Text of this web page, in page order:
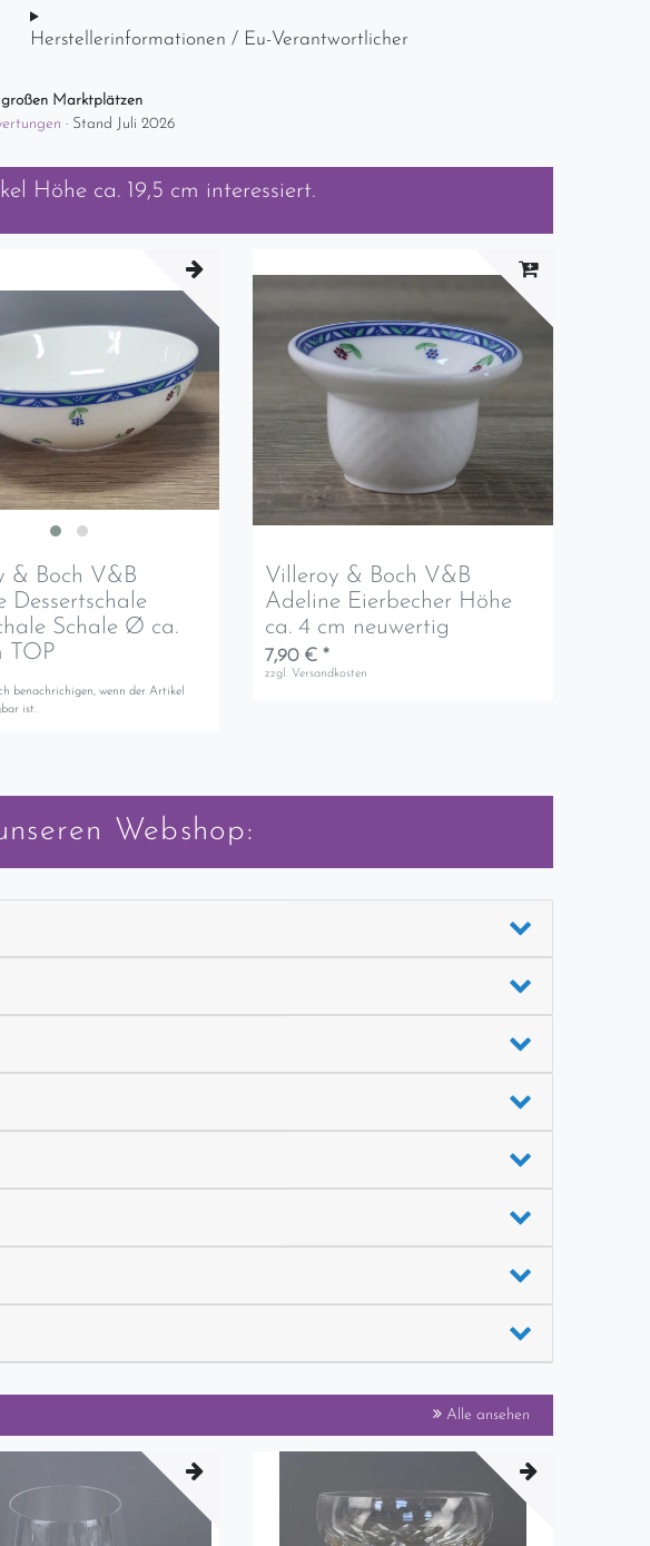
Herstellerinformationen / Eu-Verantwortlicher
Marktplätzen
· Stand Juli 2026
Höhe ca. 19,5 cm interessiert.
& Boch V&B
Dessertschale
Schale Ø ca.
TOP
benachrichigen, wenn der Artikel
ist.
Villeroy & Boch V&B
Adeline Eierbecher Höhe
ca. 4 cm neuwertig
7,90 € *
zzgl. Versandkosten
Webshop:
Alle ansehen